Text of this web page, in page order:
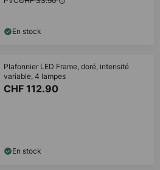
En stock
Plafonnier LED Frame, doré, intensité
variable, 4 lampes
CHF 112.90
En stock